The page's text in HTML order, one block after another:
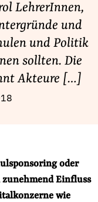
LehrerInnen,
und
und Politik
sollten. Die
Akteure […]
oder
Einfluss
wie